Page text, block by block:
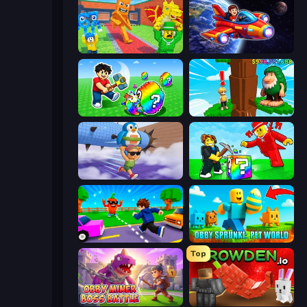
Catch Brainrots From Bosses Obby Space Challenge: Starships
Break a Lucky Egg Brainrots Steal Beanstalk for Brainrots
BrainZombie Log Escape
Robby: Cross the Road for Brainrot Obby Sprunki: Pet World
Obby Miner: Boss Battle
Top
Grow A Garden | Growden.io